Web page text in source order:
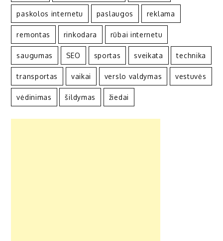
paskolos internetu paslaugos reklama
remontas rinkodara rūbai internetu
saugumas SEO sportas sveikata technika
transportas vaikai verslo valdymas vestuvės
vėdinimas šildymas žiedai